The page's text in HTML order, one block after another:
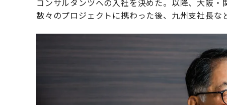
コンサルタンツへの入社を決めた。以降、大阪
数々のプロジェクトに携わった後、九州支社長な